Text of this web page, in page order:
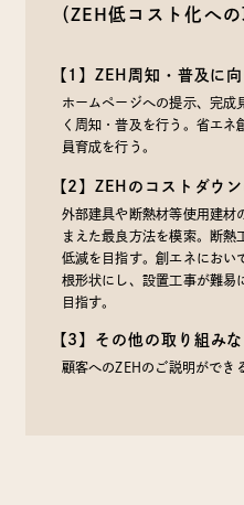
（ZEH低コスト化へ
【1】ZEH周知・普及に
ホームページへの提示、完成
く周知・普及を行う。省エ
員育成を行う。
【2】ZEHのコストダウ
外部建具や断熱材等使用建材
まえた最良方法を模索。断
低減を目指す。創エネにおい
根形状にし、設置工事が難易
目指す。
【3】その他の取り組みな
顧客へのZEHのご説明ができ